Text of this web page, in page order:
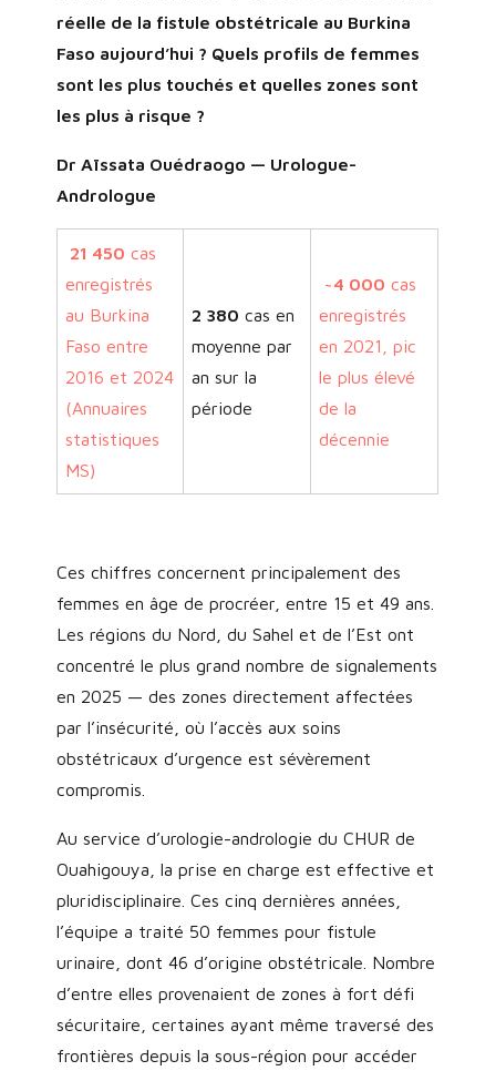
réelle de la fistule obstétricale au Burkina
Faso aujourd’hui ? Quels profils de femmes
sont les plus touchés et quelles zones sont
les plus à risque ?
Dr Aïssata Ouédraogo — Urologue-
Andrologue
21 450 cas
enregistrés
au Burkina
Faso entre
2016 et 2024
(Annuaires
statistiques
MS)
2 380 cas en
moyenne par
an sur la
période
~4 000 cas
enregistrés
en 2021, pic
le plus élevé
de la
décennie
Ces chiffres concernent principalement des
femmes en âge de procréer, entre 15 et 49 ans.
Les régions du Nord, du Sahel et de l’Est ont
concentré le plus grand nombre de signalements
en 2025 — des zones directement affectées
par l’insécurité, où l’accès aux soins
obstétricaux d’urgence est sévèrement
compromis.
Au service d’urologie-andrologie du CHUR de
Ouahigouya, la prise en charge est effective et
pluridisciplinaire. Ces cinq dernières années,
l’équipe a traité 50 femmes pour fistule
urinaire, dont 46 d’origine obstétricale. Nombre
d’entre elles provenaient de zones à fort défi
sécuritaire, certaines ayant même traversé des
frontières depuis la sous-région pour accéder